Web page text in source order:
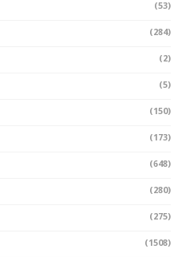
(53)
(284)
(2)
(5)
(150)
(173)
(648)
(280)
(275)
(1508)